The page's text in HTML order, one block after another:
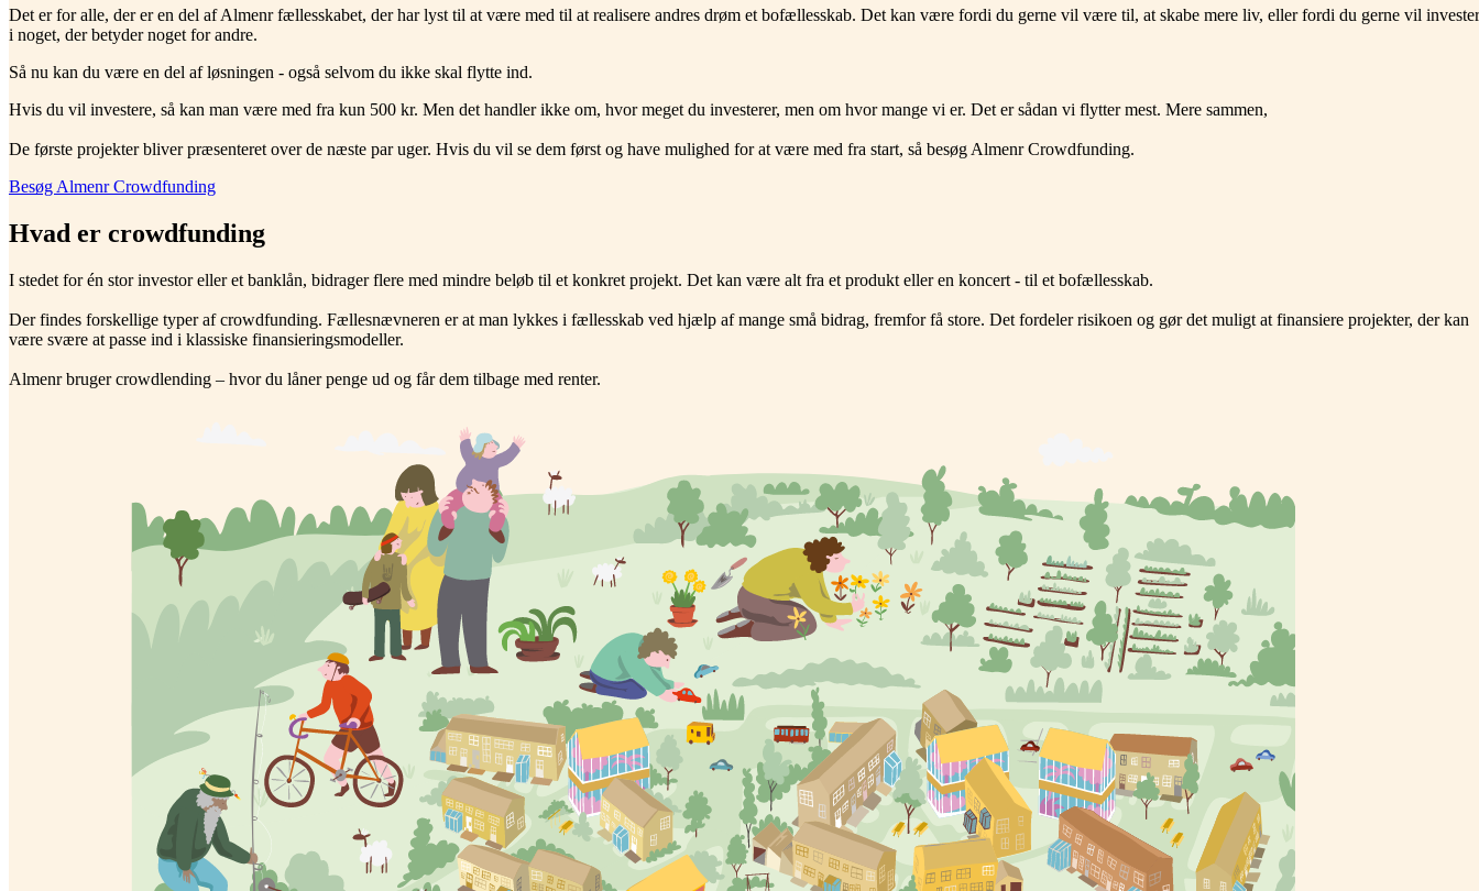
Det er for alle, der er en del af Almenr fællesskabet, der har lyst til at være med til at realisere andres drøm et bofællesskab. Det kan være fordi du gerne vil være til, at skabe mere liv, eller fordi du gerne vil
i noget, der betyder noget for andre.
Så nu kan du være en del af løsningen - også selvom du ikke skal flytte ind.
Hvis du vil investere, så kan man være med fra kun 500 kr. Men det handler ikke om, hvor meget du investerer, men om hvor mange vi er. Det er sådan vi flytter mest. Mere sammen,
De første projekter bliver præsenteret over de næste par uger. Hvis du vil se dem først og have mulighed for at være med fra start, så besøg Almenr Crowdfunding.
Besøg Almenr Crowdfunding
Hvad er crowdfunding
I stedet for én stor investor eller et banklån, bidrager flere med mindre beløb til et konkret projekt. Det kan være alt fra et produkt eller en koncert - til et bofællesskab.
Der findes forskellige typer af crowdfunding. Fællesnævneren er at man lykkes i fællesskab ved hjælp af mange små bidrag, fremfor få store. Det fordeler risikoen og gør det muligt at finansiere projekter, der kan
være svære at passe ind i klassiske finansieringsmodeller.
Almenr bruger crowdlending – hvor du låner penge ud og får dem tilbage med renter.